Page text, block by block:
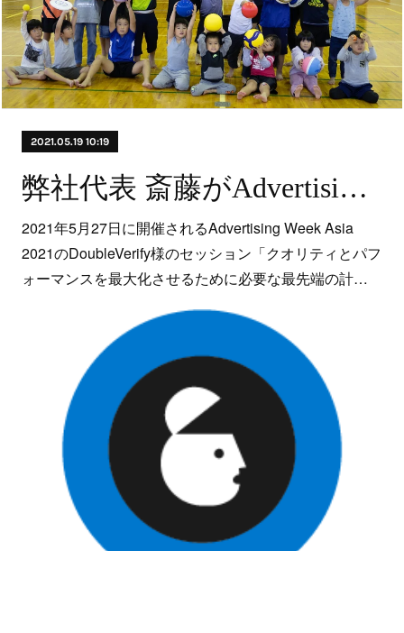
2021.05.19 10:19
弊社代表 斎藤がAdvertising Week Asia 2021のDoubleVerify様セッションにゲストスピーカーとして参加致します。
2021年5月27日に開催されるAdvertising Week Asia
2021のDoubleVerify様のセッション「クオリティとパフ
ォーマンスを最大化させるために必要な最先端の計…